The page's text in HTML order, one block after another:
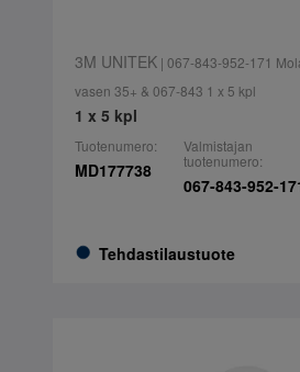
3M UNITEK| 067-843-952-171
vasen 35+ & 067-843 1 x 5 kpl
1 x 5 kpl
Tuotenumero:
MD177738
Tehdastilaustuote
Valmistajan
tuotenumero:
067-843-952-